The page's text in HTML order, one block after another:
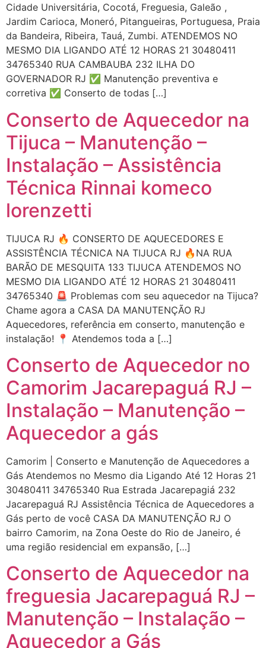
Cidade Universitária, Cocotá, Freguesia, Galeão ,
Jardim Carioca, Moneró, Pitangueiras, Portuguesa, Praia
da Bandeira, Ribeira, Tauá, Zumbi. ATENDEMOS NO
MESMO DIA LIGANDO ATÉ 12 HORAS 21 30480411
34765340 RUA CAMBAUBA 232 ILHA DO
GOVERNADOR RJ ✅ Manutenção preventiva e
corretiva ✅ Conserto de todas […]
Conserto de Aquecedor na
Tijuca – Manutenção –
Instalação – Assistência
Técnica Rinnai komeco
lorenzetti
TIJUCA RJ 🔥 CONSERTO DE AQUECEDORES E
ASSISTÊNCIA TÉCNICA NA TIJUCA RJ 🔥NA RUA
BARÃO DE MESQUITA 133 TIJUCA ATENDEMOS NO
MESMO DIA LIGANDO ATÉ 12 HORAS 21 30480411
34765340 🚨 Problemas com seu aquecedor na Tijuca?
Chame agora a CASA DA MANUTENÇÃO RJ
Aquecedores, referência em conserto, manutenção e
instalação! 📍 Atendemos toda a […]
Conserto de Aquecedor no
Camorim Jacarepaguá RJ –
Instalação – Manutenção –
Aquecedor a gás
Camorim | Conserto e Manutenção de Aquecedores a
Gás Atendemos no Mesmo dia Ligando Até 12 Horas 21
30480411 34765340 Rua Estrada Jacarepagiá 232
Jacarepaguá RJ Assistência Técnica de Aquecedores a
Gás perto de você CASA DA MANUTENÇÃO RJ O
bairro Camorim, na Zona Oeste do Rio de Janeiro, é
uma região residencial em expansão, […]
Conserto de Aquecedor na
freguesia Jacarepaguá RJ –
Manutenção – Instalação –
Aquecedor a Gás